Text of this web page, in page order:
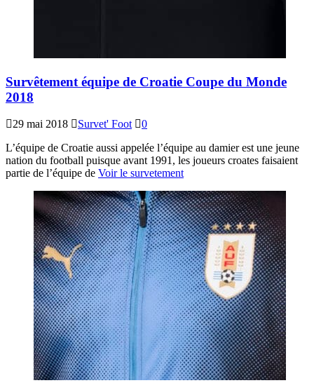
Survêtement équipe de Croatie Coupe du Monde
2018
29 mai 2018 Survet' Foot
0
L’équipe de Croatie aussi appelée l’équipe au damier est une jeune
nation du football puisque avant 1991, les joueurs croates faisaient
partie de l’équipe de Voir le survetement